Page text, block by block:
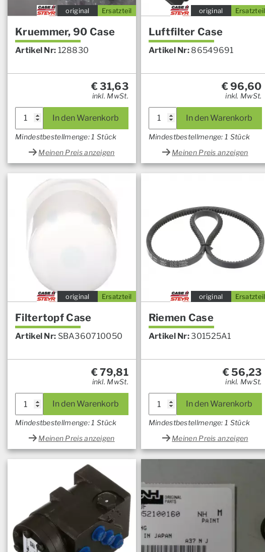
Ersatzteil
original
Kruemmer, 90 Case
Artikel Nr: 128830
€31,63
inkl. MwSt.
In den Warenkorb
Mindestbestellmenge: 1 Stück
Meinen Preis anzeigen
Ersatzteil
original
Luftfilter Case
Artikel Nr: 86549691
€96,60
inkl. MwSt.
In den Warenkorb
Mindestbestellmenge: 1 Stück
Meinen Preis anzeigen
Ersatzteil
original
Filtertopf Case
Artikel Nr: SBA360710050
€79,81
inkl. MwSt.
In den Warenkorb
Mindestbestellmenge: 1 Stück
Meinen Preis anzeigen
Ersatzteil
original
Riemen Case
Artikel Nr:301525A1
€56,23
inkl. MwSt.
In den Warenkorb
Mindestbestellmenge: 1 Stück
Meinen Preis anzeigen